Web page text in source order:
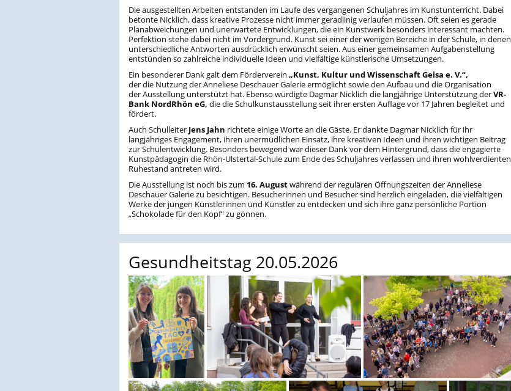
Die ausgestellten Arbeiten entstanden im Laufe des vergangenen Schuljahres im Kunstunterricht. Dabei
betonte Nicklich, dass kreative Prozesse nicht immer geradlinig verlaufen müssen. Oft seien es gerade
Planabweichungen und unerwartete Entwicklungen, die ein Kunstwerk besonders interessant machten.
Perfektion stehe dabei nicht im Vordergrund. Kunst sei einer der wenigen Bereiche in der Schule, in denen
unterschiedliche Antworten ausdrücklich erwünscht seien. Aus einer gemeinsamen Aufgabenstellung
entstünden so zahlreiche individuelle Ideen und vielfältige künstlerische Umsetzungen.
Ein besonderer Dank galt dem Förderverein„Kunst, Kultur und Wissenschaft Geisa e. V.“,
der die Nutzung der Anneliese Deschauer Galerie ermöglicht sowie den Aufbau und die Organisation
der Ausstellung unterstützt hat. Ebenso würdigte Dagmar Nicklich die langjährige Unterstützung derVR-
Bank NordRhön eG, die die Schulkunstausstellung seit ihrer ersten Auflage vor 17 Jahren begleitet und
fördert.
Auch Schulleiter Jens Jahn richtete einige Worte an die Gäste. Er dankte Dagmar Nicklich für ihr
langjähriges Engagement, ihren unermüdlichen Einsatz, ihre kreativen Ideen und ihren wichtigen Beitrag
zur Schulentwicklung. Besonders bewegend war dieser Dank vor dem Hintergrund, dass die engagierte
Kunstpädagogin die Rhön-Ulstertal-Schule zum Ende des Schuljahres verlassen und ihren wohlverdienten
Ruhestand antreten wird.
Die Ausstellung ist noch bis zum 16. Augustwährend der regulären Öffnungszeiten der Anneliese
Deschauer Galerie zu besichtigen. Besucherinnen und Besucher sind herzlich eingeladen, die vielfältigen
Werke der jungen Künstlerinnen und Künstler zu entdecken und sich ihre ganz persönliche Portion
„Schokolade für den Kopf“ zu gönnen.
Gesundheitstag 20.05.2026